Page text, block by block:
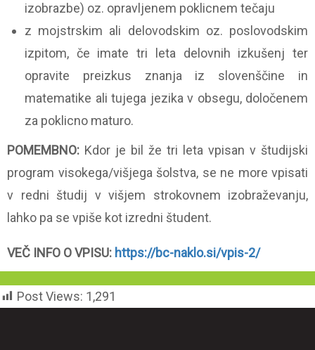
izobrazbe) oz. opravljenem poklicnem tečaju
z mojstrskim ali delovodskim oz. poslovodskim
izpitom, če imate tri leta delovnih izkušenj ter
opravite preizkus znanja iz slovenščine in
matematike ali tujega jezika v obsegu, določenem
za poklicno maturo.
POMEMBNO: Kdor je bil že tri leta vpisan v študijski
program visokega/višjega šolstva, se ne more vpisati
v redni študij v višjem strokovnem izobraževanju,
lahko pa se vpiše kot izredni študent.
VEČ INFO O VPISU: https://bc-naklo.si/vpis-2/
Post Views: 1,291